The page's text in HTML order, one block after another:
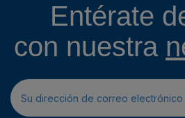
Entérate
con nuestra